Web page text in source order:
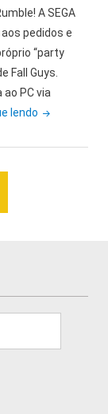
A SEGA
pedidos e
“party
Fall Guys.
ao PC via
lendo "Requisitos
Sonic
Veja
specs!"